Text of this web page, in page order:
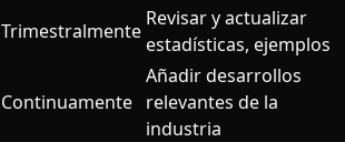
Trimestralmente
Revisar y actualizar
estadísticas, ejemplos
Continuamente
Añadir desarrollos
relevantes de la
industria